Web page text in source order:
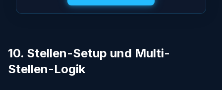
10. Stellen-Setup und Multi-
Stellen-Logik